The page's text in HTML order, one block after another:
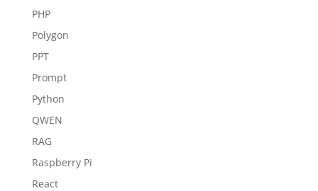
PHP
Polygon
PPT
Prompt
Python
QWEN
RAG
Raspberry Pi
React